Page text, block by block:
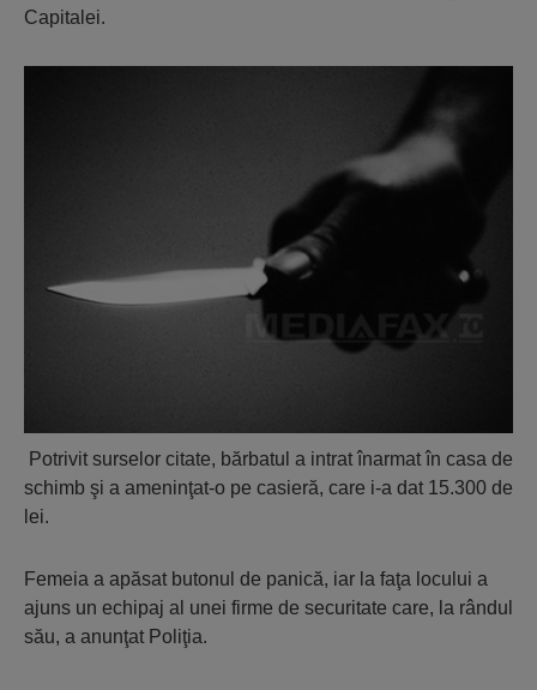
Capitalei.
Potrivit surselor citate, bărbatul a intrat înarmat în casa de
schimb şi a ameninţat-o pe casieră, care i-a dat 15.300 de
lei.
Femeia a apăsat butonul de panică, iar la faţa locului a
ajuns un echipaj al unei firme de securitate care, la rândul
său, a anunţat Poliţia.